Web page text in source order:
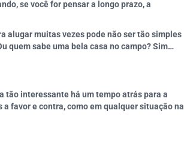
se você for pensar a longo prazo, a
alugar muitas vezes pode não ser tão simples
quem sabe uma bela casa no campo? Sim…
tão interessante há um tempo atrás para a
favor e contra, como em qualquer situação na